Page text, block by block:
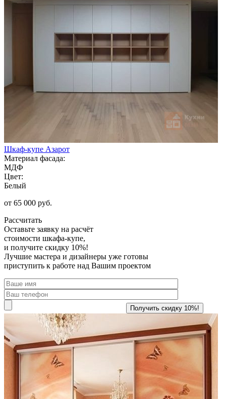
Шкаф-купе Азарот
Материал фасада:
МДФ
Цвет:
Белый
от 65 000 руб.
Рассчитать
Оставьте заявку на расчёт
стоимости шкафа-купе,
и получите скидку 10%!
Лучшие мастера и дизайнеры уже готовы
приступить к работе над Вашим проектом